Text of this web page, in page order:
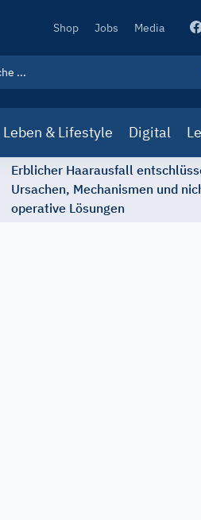
Secondary
Shop Jobs Media
Leben & Lifestyle Digital
Erblicher Haarausfall
Ursachen, Mechanismen und
operative Lösungen